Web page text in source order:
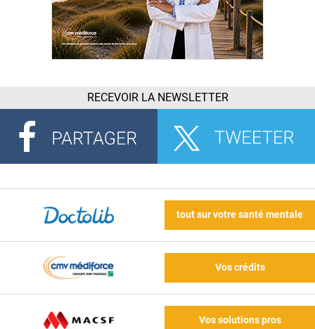
RECEVOIR LA NEWSLETTER
tout sur votre santé mentale
Vos crédits
Vos solutions pros